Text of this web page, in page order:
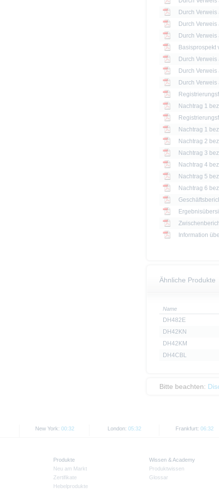
Basisprospekt
Nachtrag 1
Nachtrag 1
Nachtrag 2
Nachtrag 3
Nachtrag 4
Nachtrag 5
Nachtrag 6
Information
Ähnliche Produkte
Name
DH482E
DH42KN
DH42KM
DH4CBL
Bitte beachten:
New York: 00:32 London: 05:32 Frankfurt: 06:32
Produkte
Neu am Markt
Zertifikate
Hebelprodukte
Wissen & Academy
Produktwissen
Glossar